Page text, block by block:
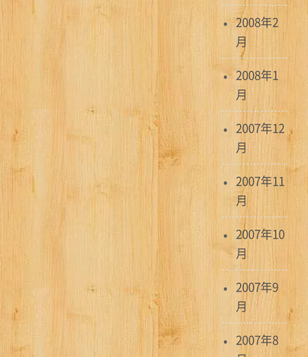
2008年2
月
2008年1
月
2007年12
月
2007年11
月
2007年10
月
2007年9
月
2007年8